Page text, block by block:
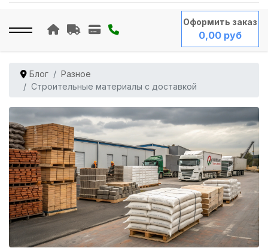
Оформить заказ
0,00 руб
Блог
Разное
Строительные материалы с доставкой